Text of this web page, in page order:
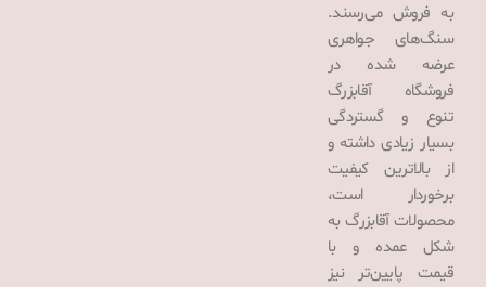
به فروش می‌رسند.
سنگ‌های جواهری
عرضه شده در
فروشگاه آقابزرگ
تنوع و گستردگی
بسیار زیادی داشته و
از بالاترین کیفیت
برخوردار است،
محصولات آقابزرگ به
شکل عمده و با
قیمت پایین‌تر نیز